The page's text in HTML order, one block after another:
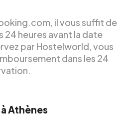
il vous suffit de
24 heures avant la date
par Hostelworld, vous
dans les 24
Athènes